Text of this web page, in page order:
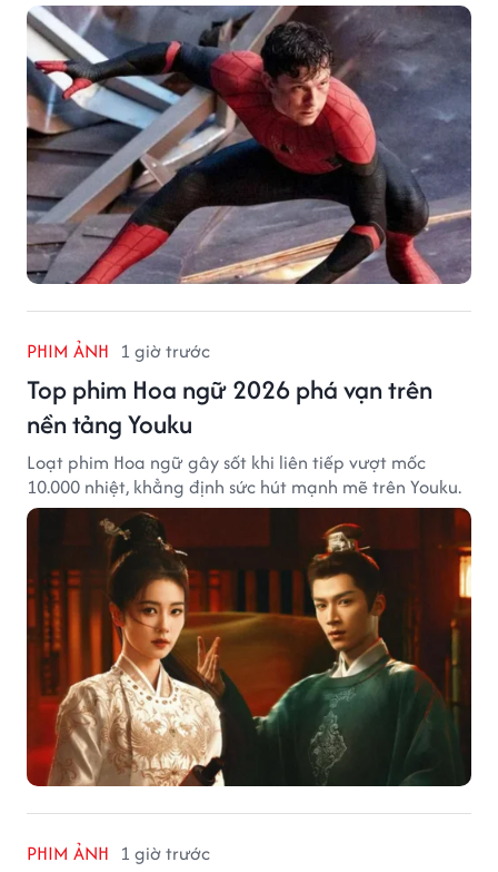
PHIM ẢNH 1 giờ trước
Top phim Hoa ngữ 2026 phá vạn trên
nền tảng Youku
Loạt phim Hoa ngữ gây sốt khi liên tiếp vượt mốc
10.000 nhiệt, khẳng định sức hút mạnh mẽ trên Youku.
PHIM ẢNH 1 giờ trước